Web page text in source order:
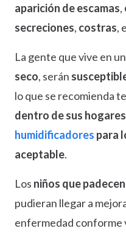
aparición de escamas,
secreciones, costras,
La gente que vive en
seco, serán
lo que se recomienda
dentro de sus hogares
humidificadores para
aceptable.
Los niños que
pudieran llegar a
enfermedad conforme